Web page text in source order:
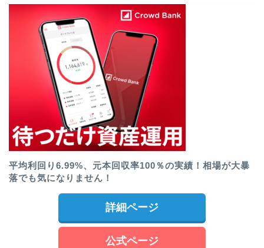
平均利回り6.99%、元本回収率100％の実績！相場が大暴
落でも気になりません！
詳細ページ
公式ページ